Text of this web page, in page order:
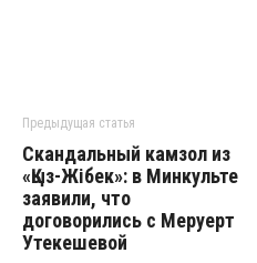
Предыдущая статья
Скандальный камзол из
«Қыз-Жібек»: в Минкульте
заявили, что
договорились с Меруерт
Утекешевой